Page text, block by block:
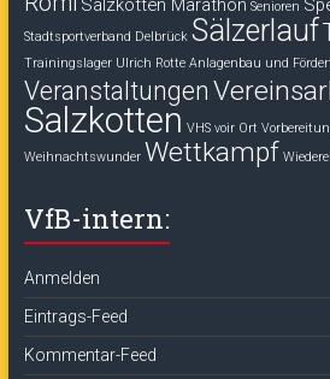
Senioren
Stadtsportverband Delbrück Sälzerlauf
Trainingslager Ulrich Rotte Anlagenbau und
Veranstaltungen
Salzkotten VHS voir Ort
Weihnachtswunder Wettkampf
VfB-intern:
Anmelden
Eintrags-Feed
Kommentar-Feed